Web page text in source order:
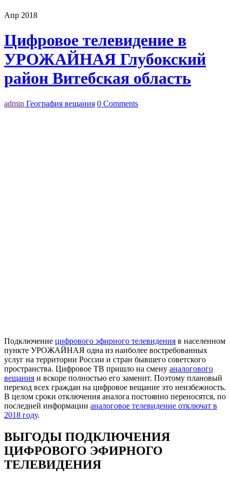
Апр 2018
Цифровое телевидение в
УРОЖАЙНАЯ Глубокский
район Витебская область
admin География вещания 0 Comments
Подключение цифрового эфирного телевидения в населенном
пункте УРОЖАЙНАЯ одна из наиболее востребованных
услуг на территории России и стран бывшего советского
пространства. Цифровое ТВ пришло на смену аналогового
вещания и вскоре полностью его заменит. Поэтому плановый
переход всех граждан на цифровое вещание это неизбежность.
В целом сроки отключения аналога постоянно переносятся, по
последней информации аналоговое телевидение отключат в
2018 году.
ВЫГОДЫ ПОДКЛЮЧЕНИЯ
ЦИФРОВОГО ЭФИРНОГО
ТЕЛЕВИДЕНИЯ